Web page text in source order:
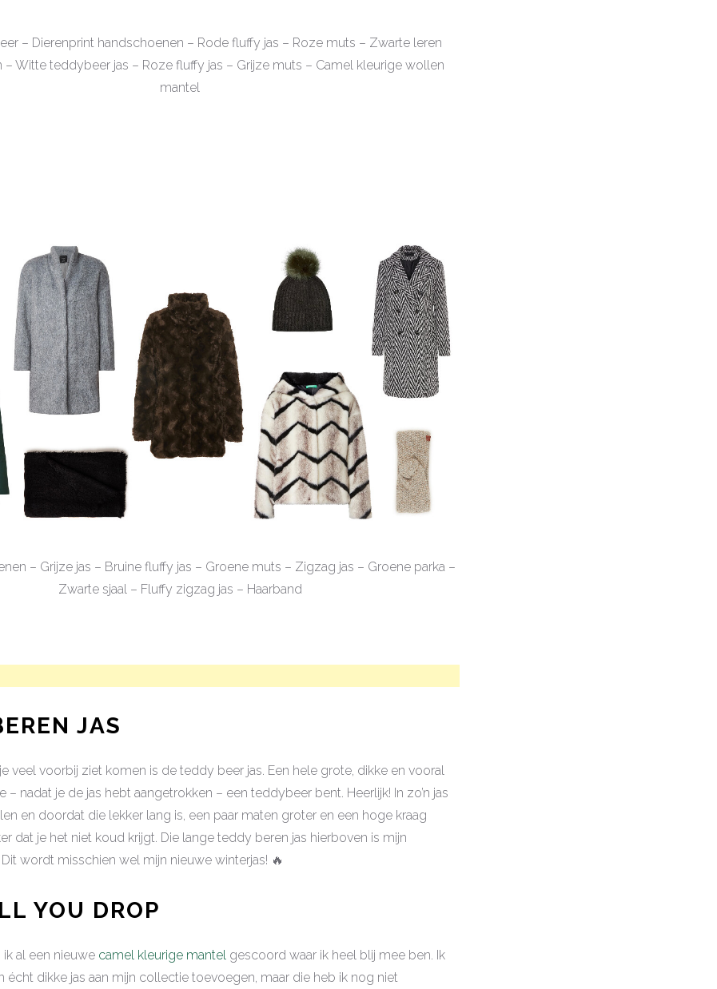
– Dierenprint handschoenen – Rode fluffy jas – Roze muts – Zwarte leren
– Witte teddybeer jas – Roze fluffy jas – Grijze muts – Camel kleurige wollen
mantel
– Grijze jas – Bruine fluffy jas – Groene muts – Zigzag jas – Groene parka –
Zwarte sjaal – Fluffy zigzag jas – Haarband
JAS
veel voorbij ziet komen is de teddy beer jas. Een hele grote, dikke en vooral
– nadat je de jas hebt aangetrokken – een teddybeer bent. Heerlijk! In zo’n jas
en doordat die lekker lang is, een paar maten groter en een hoge kraag
dat je het niet koud krijgt. Die lange teddy beren jas hierboven is mijn
wordt misschien wel mijn nieuwe winterjas! 🔥
YOU DROP
al een nieuwe camel kleurige mantel gescoord waar ik heel blij mee ben. Ik
écht dikke jas aan mijn collectie toevoegen, maar die heb ik nog niet